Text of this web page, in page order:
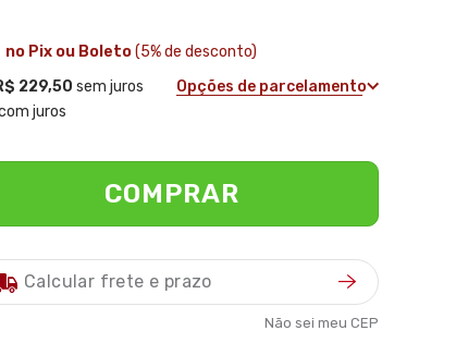
no Pix ou Boleto(5% de desconto)
229,50 sem juros
juros
Opções de parcelamento
COMPRAR
Não sei meu CEP